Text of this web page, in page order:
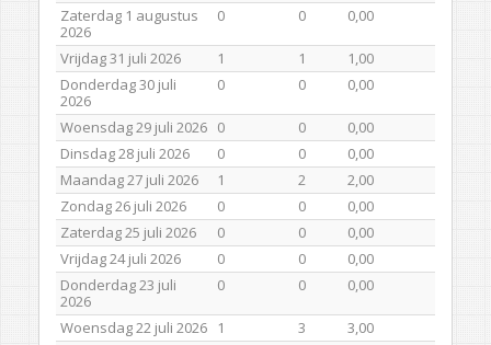
Zaterdag 1 augustus
2026
0 0 0,00
Vrijdag 31 juli 2026 1 1
1,00
Donderdag 30 juli
2026
0 0 0,00
Woensdag 29 juli 2026 0 0
0,00
Dinsdag 28 juli 2026
0 0
0,00
Maandag 27 juli 2026
1 2
2,00
Zondag 26 juli 2026
0 0
0,00
Zaterdag 25 juli 2026
0 0
0,00
Vrijdag 24 juli 2026
0 0
0,00
Donderdag 23 juli
2026
0 0 0,00
Woensdag 22 juli 2026 1 3
3,00